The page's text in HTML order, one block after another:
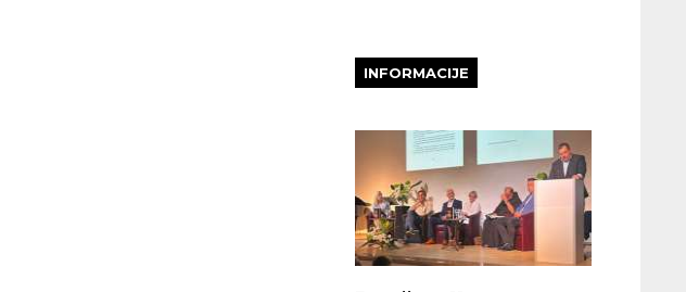
INFORMACIJE